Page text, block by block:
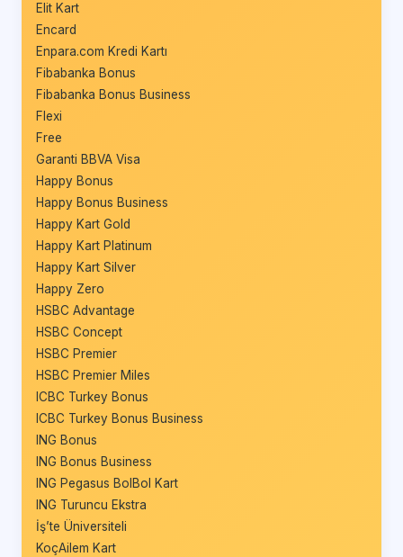
Elit Kart
Encard
Enpara.com Kredi Kartı
Fibabanka Bonus
Fibabanka Bonus Business
Flexi
Free
Garanti BBVA Visa
Happy Bonus
Happy Bonus Business
Happy Kart Gold
Happy Kart Platinum
Happy Kart Silver
Happy Zero
HSBC Advantage
HSBC Concept
HSBC Premier
HSBC Premier Miles
ICBC Turkey Bonus
ICBC Turkey Bonus Business
ING Bonus
ING Bonus Business
ING Pegasus BolBol Kart
ING Turuncu Ekstra
İş’te Üniversiteli
KoçAilem Kart